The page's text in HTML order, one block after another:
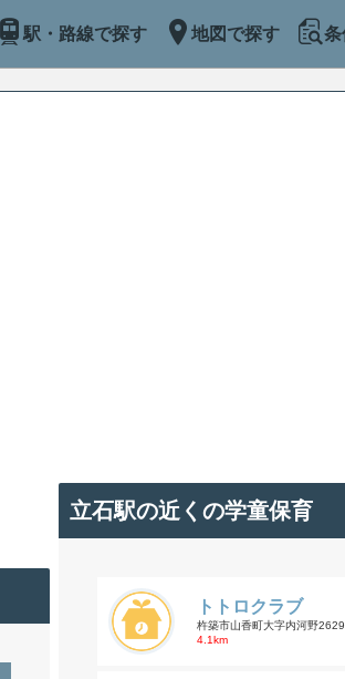
駅・路線で探す 地図で探す 条
立石駅の近くの学童保育
トトロクラブ
杵築市山香町大字内河野
4.1km